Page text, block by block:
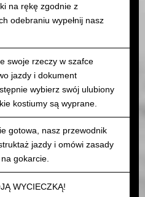
na rękę zgodnie z
odebraniu wypełnij nasz
swoje rzeczy w szafce
jazdy i dokument
wybierz swój ulubiony
kostiumy są wyprane.
gotowa, nasz przewodnik
jazdy i omówi zasady
gokarcie.
WYCIECZKĄ!